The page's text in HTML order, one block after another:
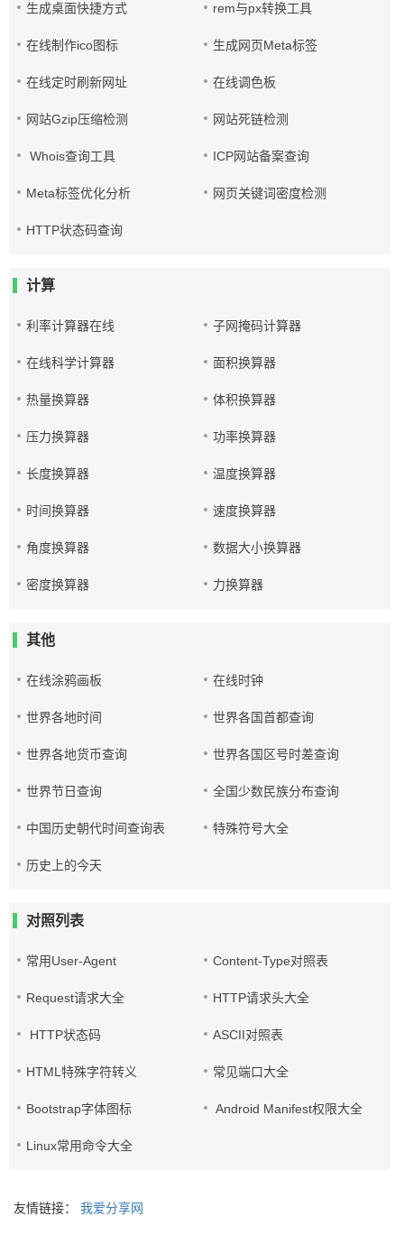
生成桌面快捷方式 rem与px转换工具
在线制作ico图标 生成网页Meta标签
在线定时刷新网址 在线调色板
网站Gzip压缩检测 网站死链检测
Whois查询工具 ICP网站备案查询
Meta标签优化分析 网页关键词密度检测
HTTP状态码查询
计算
利率计算器在线 子网掩码计算器
在线科学计算器 面积换算器
热量换算器 体积换算器
压力换算器 功率换算器
长度换算器 温度换算器
时间换算器 速度换算器
角度换算器 数据大小换算器
密度换算器 力换算器
其他
在线涂鸦画板 在线时钟
世界各地时间 世界各国首都查询
世界各地货币查询 世界各国区号时差查询
世界节日查询 全国少数民族分布查询
中国历史朝代时间查询表 特殊符号大全
历史上的今天
对照列表
常用User-Agent Content-Type对照表
Request请求大全 HTTP请求头大全
HTTP状态码 ASCII对照表
HTML特殊字符转义 常见端口大全
Bootstrap字体图标 Android Manifest权限大全
Linux常用命令大全
友情链接： 我爱分享网